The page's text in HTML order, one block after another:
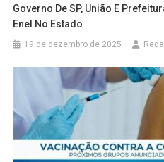
Governo De SP, União E
Enel No Estado
19 de dezembro de 2025